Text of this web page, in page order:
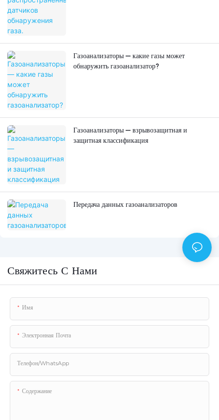
Газоанализаторы — какие газы может
обнаружить газоанализатор?
Газоанализаторы — взрывозащитная и
защитная классификация
Передача данных газоанализаторов
Свяжитесь С Нами
Имя
Электронная Почта
Телефон/WhatsApp
Содержание